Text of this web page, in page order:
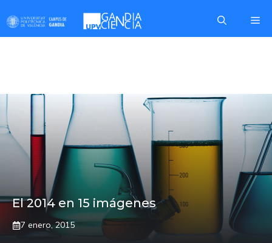
contenido
El 2014 en 15 imágenes
7 enero, 2015